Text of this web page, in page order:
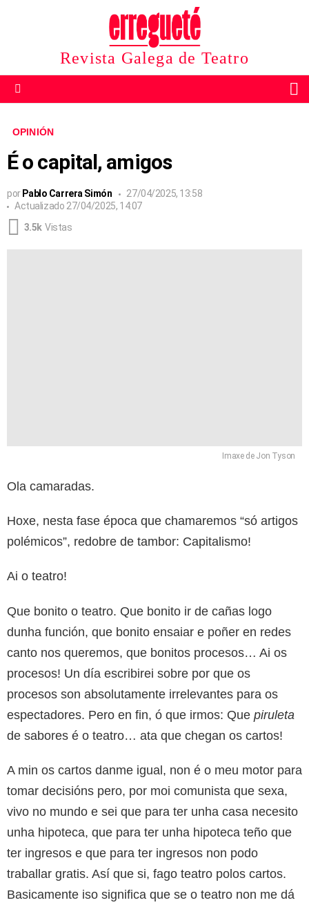
Revista Galega de Teatro
OPINIÓN
É o capital, amigos
por Pablo Carrera Simón
27/04/2025, 13:58
Actualizado 27/04/2025, 14:07
3.5k Vistas
Imaxe de Jon Tyson
Ola camaradas.
Hoxe, nesta fase época que chamaremos “só artigos
polémicos”, redobre de tambor: Capitalismo!
Ai o teatro!
Que bonito o teatro. Que bonito ir de cañas logo
dunha función, que bonito ensaiar e poñer en redes
canto nos queremos, que bonitos procesos… Ai os
procesos! Un día escribirei sobre por que os
procesos son absolutamente irrelevantes para os
espectadores. Pero en fin, ó que irmos: Que piruleta
de sabores é o teatro… ata que chegan os cartos!
A min os cartos danme igual, non é o meu motor para
tomar decisións pero, por moi comunista que sexa,
vivo no mundo e sei que para ter unha casa necesito
unha hipoteca, que para ter unha hipoteca teño que
ter ingresos e que para ter ingresos non podo
traballar gratis. Así que si, fago teatro polos cartos.
Basicamente iso significa que se o teatro non me dá